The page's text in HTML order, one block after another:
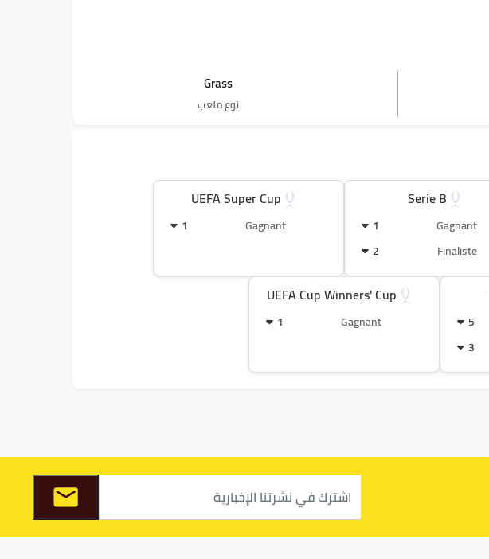
Grass
نوع ملعب
Serie B
Gagnant
1
Finaliste
2
UEFA Super Cup
Gagnant
1
5
3
UEFA Cup Winners' Cup
Gagnant
1